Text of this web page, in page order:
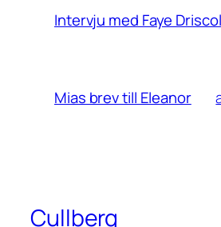
Intervju med Faye
Mias brev till Eleanor
Cullberg